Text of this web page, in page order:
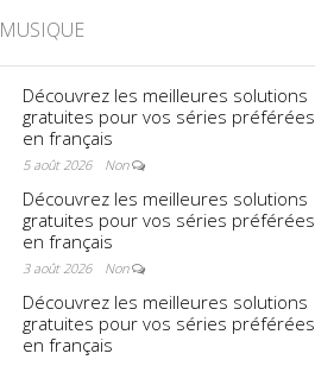
MUSIQUE
Découvrez les meilleures solutions
gratuites pour vos séries préférées
en français
5 août 2026 Non
Découvrez les meilleures solutions
gratuites pour vos séries préférées
en français
3 août 2026 Non
Découvrez les meilleures solutions
gratuites pour vos séries préférées
en français